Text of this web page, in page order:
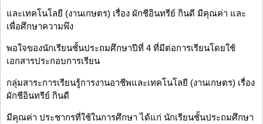
และเทคโนโลยี (งานเกษตร) เรื่อง ผักชีอินทรีย์ กินดี มีคุณค่า และ
เพื่อศึกษาความพึง
พอใจของนักเรียนชั้นประถมศึกษาปีที่ 4 ที่มีต่อการเรียนโดยใช้
เอกสารประกอบการเรียน
กลุ่มสาระการเรียนรู้การงานอาชีพและเทคโนโลยี (งานเกษตร) เรื่อง
ผักชีอินทรีย์ กินดี
มีคุณค่า ประชากรที่ใช้ในการศึกษา ได้แก่ นักเรียนชั้นประถมศึกษา